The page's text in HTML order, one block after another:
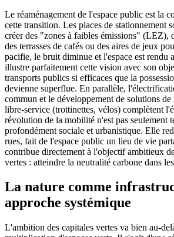
Le réaménagement de l'espace public est la
cette transition. Les places de stationnement
créer des "zones à faibles émissions" (LEZ),
des terrasses de cafés ou des aires de jeux
pacifie, le bruit diminue et l'espace est rendu
illustre parfaitement cette vision avec son
transports publics si efficaces que la
devienne superflue. En parallèle,
commun et le développement de solutions
libre-service (trottinettes, vélos) complètent
révolution de la mobilité n'est pas seulement
profondément sociale et urbanistique. Elle
rues, fait de l'espace public un lieu de vie
contribue directement à l'objectif ambitieux
vertes : atteindre la neutralité carbone dans
La nature comme
approche systémique
L'ambition des capitales vertes va bien au-